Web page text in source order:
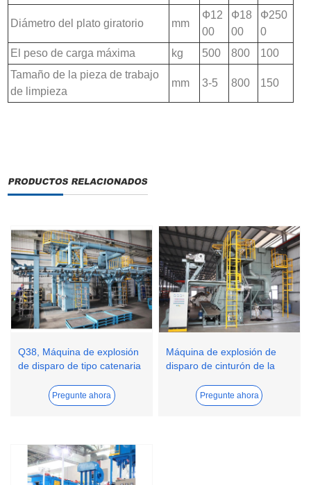
Diámetro del plato giratorio mm
Ф12
00
Ф18
00
Ф250
0
El peso de carga máxima
kg 500 800
100
Tamaño de la pieza de trabajo
de limpieza
mm 3-5 800 150
Q38, Máquina de explosión
de disparo de tipo catenaria
Pregunte ahora
Máquina de explosión de
disparo de cinturón de la
Pregunte ahora